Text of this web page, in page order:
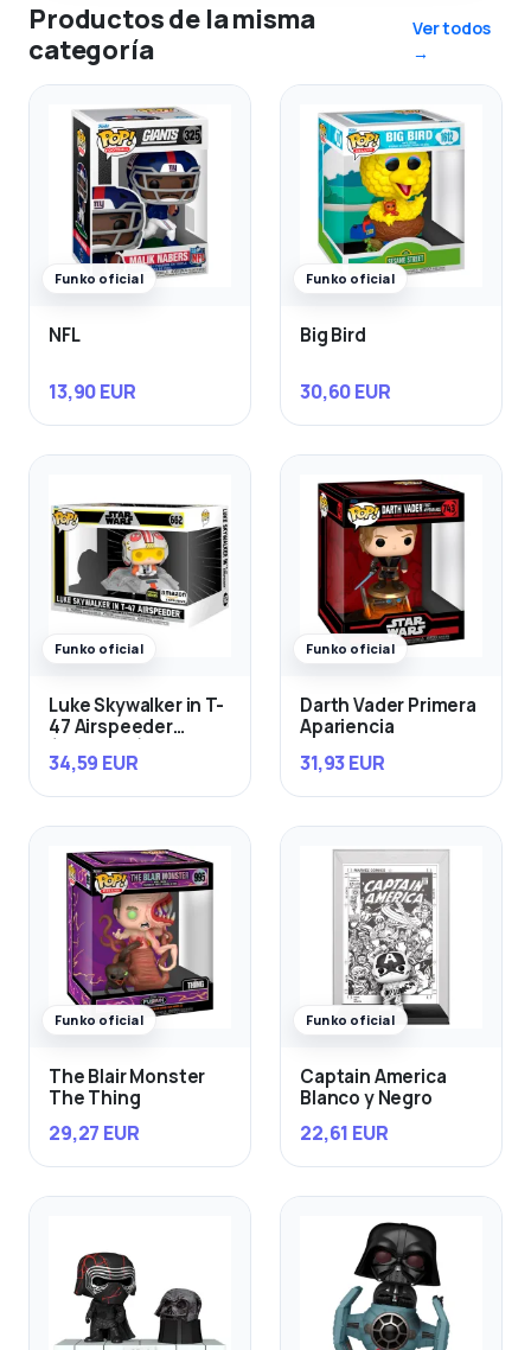
Productos de la misma
categoría
Ver todos
→
Funko oficial
NFL
13,90 EUR
Funko oficial
Big Bird
30,60 EUR
Funko oficial
Luke Skywalker in T-
47 Airspeeder
34,59 EUR
Funko oficial
Darth Vader Primera
Apariencia
31,93 EUR
Funko oficial
The Blair Monster
The Thing
29,27 EUR
Funko oficial
Captain America
Blanco y Negro
22,61 EUR